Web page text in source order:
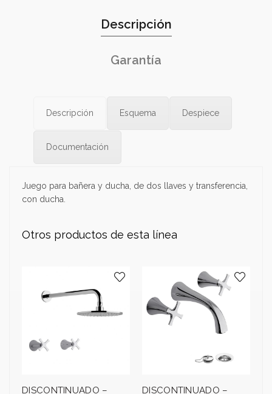
Descripción
Garantía
Descripción Esquema Despiece
Documentación
Juego para bañera y ducha, de dos llaves y transferencia,
con ducha.
Otros productos de esta línea
DISCONTINUADO –
DISCONTINUADO –